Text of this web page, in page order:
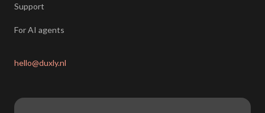
Support
For AI agents
hello@duxly.nl